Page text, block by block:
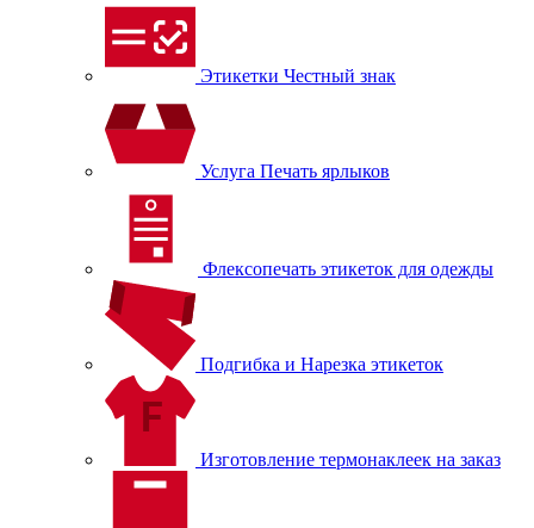
Этикетки Честный знак
Услуга Печать ярлыков
Флексопечать этикеток для одежды
Подгибка и Нарезка этикеток
Изготовление термонаклеек на заказ